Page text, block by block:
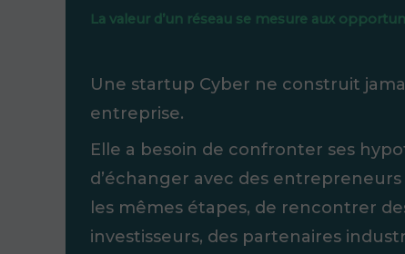
La valeur d’un réseau se mesure aux
Une startup Cyber ne construit
entreprise.
Elle a besoin de confronter ses
d’échanger avec des
les mêmes étapes, de rencontrer
investisseurs, des partenaires